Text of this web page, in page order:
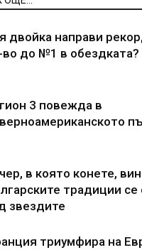
двойка направи
во до №1 в обездката?
3 повежда в
в която конете,
традиции се
звездите
триумфира на